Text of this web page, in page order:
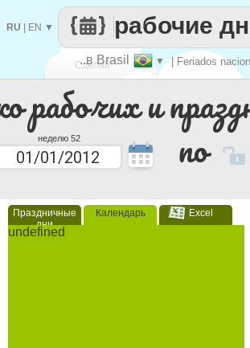
рабочих и
неделю 52 по
Праздничные
дни
Календарь Excel
undefined
Сделай
каждый
..в Brasil ▼ | Feriados
рабочие
RU EN ▼